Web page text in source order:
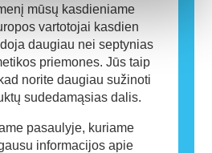
mūsų kasdieniame
vartotojai kasdien
daugiau nei septynias
priemones. Jūs taip
norite daugiau sužinoti
sudedamąsias dalis.
pasaulyje, kuriame
informacijos apie